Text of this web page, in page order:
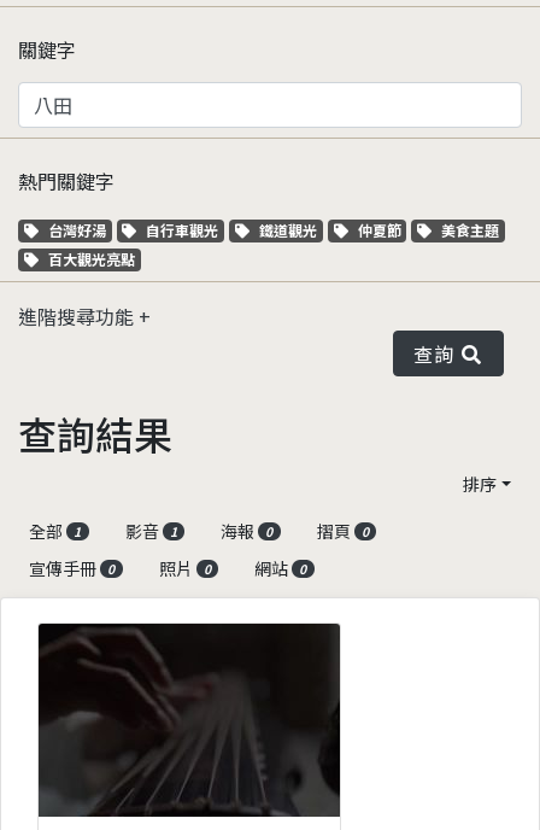
關鍵字
熱門關鍵字
關鍵字標籤
台灣好湯 關鍵字標籤
自行車觀光 關鍵字標籤
鐵道觀光 關鍵字標籤
仲夏節 關鍵字標籤
美食主題
關鍵字標籤
百大觀光亮點
進階搜尋功能
查詢
查詢結果
排序
全部
1 影音 1 海報 0 摺頁 0
宣傳手冊 0 照片 0 網站 0